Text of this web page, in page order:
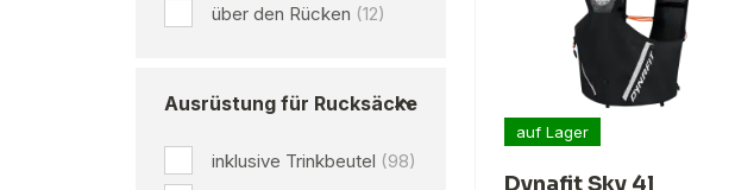
über den Rücken (12)
Ausrüstung für Rucksäcke
inklusive Trinkbeutel (98)
auf Lager
Dynafit Sky 4l